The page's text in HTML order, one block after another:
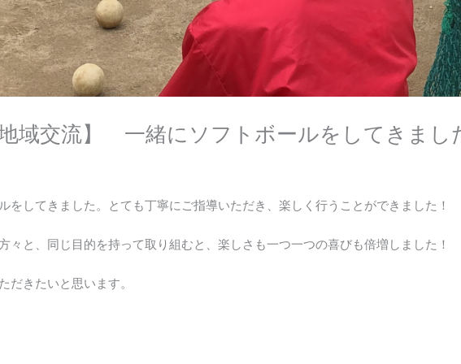
地域交流】 一緒にソフトボールをしてきまし
をしてきました。とても丁寧にご指導いただき、楽しく行うことができました！
々と、同じ目的を持って取り組むと、楽しさも一つ一つの喜びも倍増しました！
だきたいと思います。